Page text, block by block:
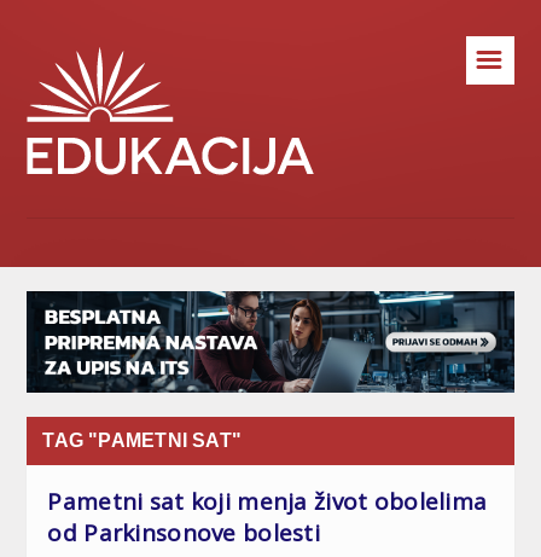
☰
TAG "PAMETNI SAT"
Pametni sat koji menja život obolelima
od Parkinsonove bolesti